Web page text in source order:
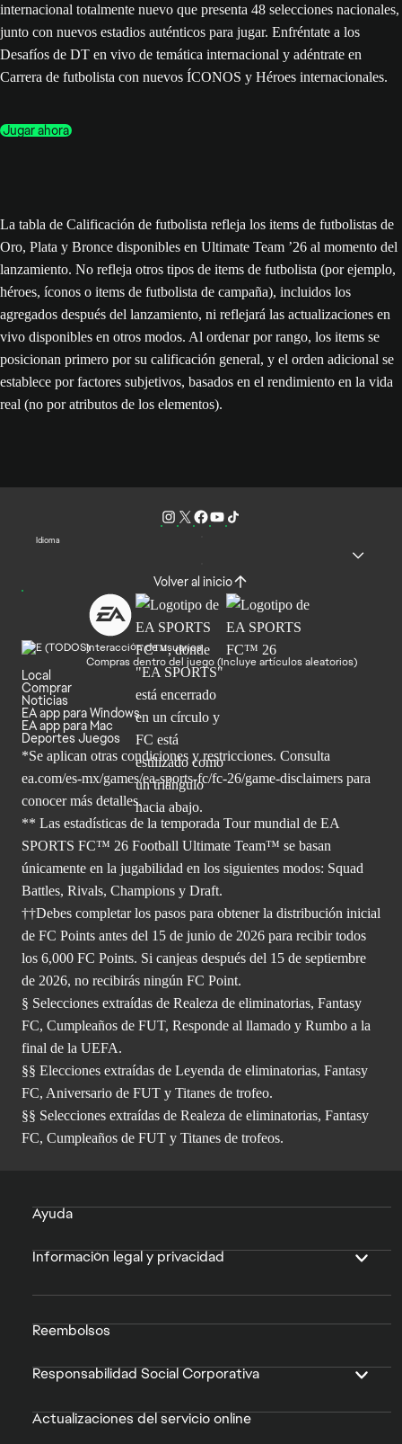
internacional totalmente nuevo que presenta 48 selecciones nacionales,
junto con nuevos estadios auténticos para jugar. Enfréntate a los
Desafíos de DT en vivo de temática internacional y adéntrate en
Carrera de futbolista con nuevos ÍCONOS y Héroes internacionales.
Jugar ahora
La tabla de Calificación de futbolista refleja los items de futbolistas de
Oro, Plata y Bronce disponibles en Ultimate Team ’26 al momento del
lanzamiento. No refleja otros tipos de items de futbolista (por ejemplo,
héroes, íconos o items de futbolista de campaña), incluidos los
agregados después del lanzamiento, ni reflejará las actualizaciones en
vivo disponibles en otros modos. Al ordenar por rango, los items se
posicionan primero por su calificación general, y el orden adicional se
establece por factores subjetivos, basados en el rendimiento en la vida
real (no por atributos de los elementos).
Idioma
Volver al inicio
Interacción de usuarios
Compras dentro del juego (Incluye artículos aleatorios)
Local
Comprar
Noticias
EA app para Windows
EA app para Mac
Deportes Juegos
*Se aplican otras condiciones y restricciones. Consulta
ea.com/es-mx/games/ea-sports-fc/fc-26/game-disclaimers para
conocer más detalles.
** Las estadísticas de la temporada Tour mundial de EA
SPORTS FC™ 26 Football Ultimate Team™ se basan
únicamente en la jugabilidad en los siguientes modos: Squad
Battles, Rivals, Champions y Draft.
††Debes completar los pasos para obtener la distribución inicial
de FC Points antes del 15 de junio de 2026 para recibir todos
los 6,000 FC Points. Si canjeas después del 15 de septiembre
de 2026, no recibirás ningún FC Point.
§ Selecciones extraídas de Realeza de eliminatorias, Fantasy
FC, Cumpleaños de FUT, Responde al llamado y Rumbo a la
final de la UEFA.
§§ Elecciones extraídas de Leyenda de eliminatorias, Fantasy
FC, Aniversario de FUT y Titanes de trofeo.
§§ Selecciones extraídas de Realeza de eliminatorias, Fantasy
FC, Cumpleaños de FUT y Titanes de trofeos.
Ayuda
Información legal y privacidad
Reembolsos
Responsabilidad Social Corporativa
Actualizaciones del servicio online